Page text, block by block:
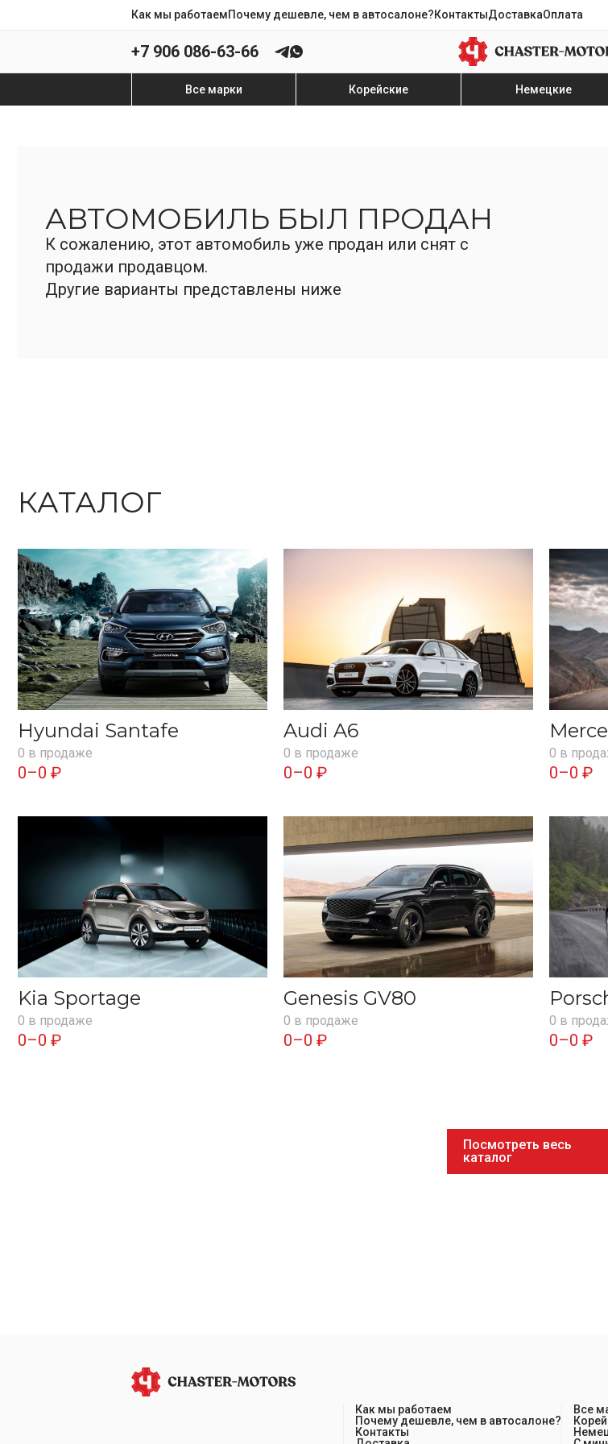
Как мы работаемПочему дешевле, чем в автосалоне?КонтактыДоставкаОплата
+7 906 086-63-66
Все марки Корейские Немецкие
АВТОМОБИЛЬ БЫЛ ПРОДАН
К сожалению, этот автомобиль уже продан или снят с
продажи продавцом.
Другие варианты представлены ниже
КАТАЛОГ
Hyundai Santafe
0 в продаже
0–0 ₽
Audi A6
0 в продаже
0–0 ₽
0 в
0–0 ₽
Kia Sportage
0 в продаже
0–0 ₽
Genesis GV80
0 в продаже
0–0 ₽
0 в
0–0 ₽
Посмотреть весь
каталог
Как мы работаем
Почему дешевле, чем в автосалоне?
Контакты
Все